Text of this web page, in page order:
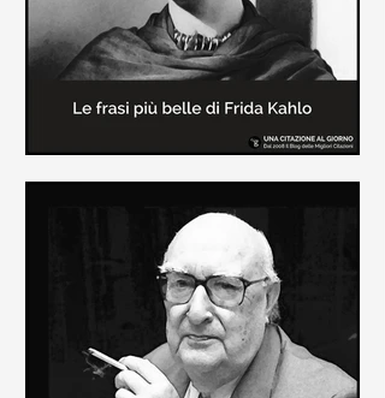
più importanti della vita (...)
In questa pagina sono raccolte le
frasi più belle di Frida Kahlo
sull'amore e sulla vita.